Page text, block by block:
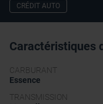
CRÉDIT AUTO
Caractéristiques
CARBURANT
Essence
TRANSMISSION